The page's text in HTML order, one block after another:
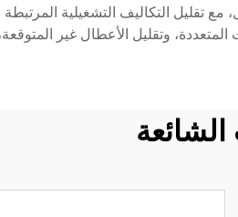
تقليل التكاليف التشغيلية
وتقليل الأعطال غير
الشائعة